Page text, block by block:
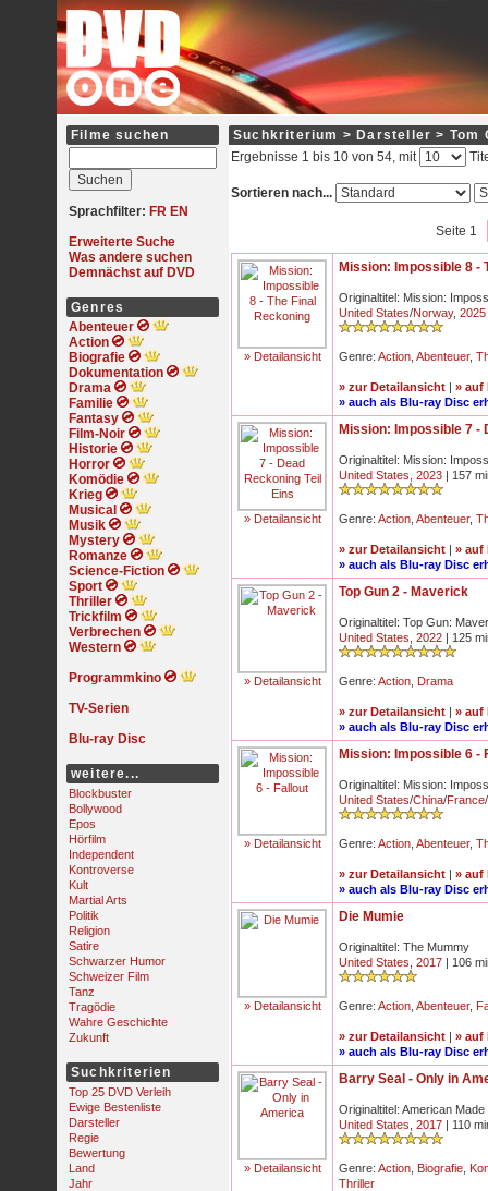
Filme suchen
Sprachfilter: FR EN
Erweiterte Suche
Was andere suchen
Demnächst auf DVD
Genres
Abenteuer
Action
Biografie
Dokumentation
Drama
Familie
Fantasy
Film-Noir
Historie
Horror
Komödie
Krieg
Musical
Musik
Mystery
Romanze
Science-Fiction
Sport
Thriller
Trickfilm
Verbrechen
Western
Programmkino
TV-Serien
Blu-ray Disc
weitere...
Blockbuster
Bollywood
Epos
Hörfilm
Independent
Kontroverse
Kult
Martial Arts
Politik
Religion
Satire
Schwarzer Humor
Schweizer Film
Tanz
Tragödie
Wahre Geschichte
Zukunft
Suchkriterien
Top 25 DVD Verleih
Ewige Bestenliste
Darsteller
Regie
Bewertung
Land
Jahr
Suchkriterium > Darsteller > Tom
Ergebnisse 1 bis 10 von 54, mit
Sortieren nach...
Seite 1
» Detailansicht
Mission: Impossible 8 -
Originaltitel: Mission:
United States/Norway, 2025
Genre: Action Abenteuer,
» zur Detailansicht | » auf
» auch als Blu-ray Disc
» Detailansicht
Mission: Impossible 7 -
Originaltitel: Mission:
United States 2023 | 157
Genre: Action Abenteuer,
» zur Detailansicht | » auf
» auch als Blu-ray Disc
» Detailansicht
Top Gun 2 - Maverick
Originaltitel: Top Gun:
United States 2022 | 125
Genre: Action Drama
» zur Detailansicht | » auf
» auch als Blu-ray Disc
» Detailansicht
Mission: Impossible 6 -
Originaltitel: Mission:
United States/China/France/
Genre: Action Abenteuer,
» zur Detailansicht | » auf
» auch als Blu-ray Disc
» Detailansicht
Die Mumie
Originaltitel: The Mummy
United States 2017 | 106
Genre: Action Abenteuer,
» zur Detailansicht | » auf
» auch als Blu-ray Disc
» Detailansicht
Barry Seal - Only in
Originaltitel: American Made
United States 2017 | 110
Genre: Action Biografie
Thriller